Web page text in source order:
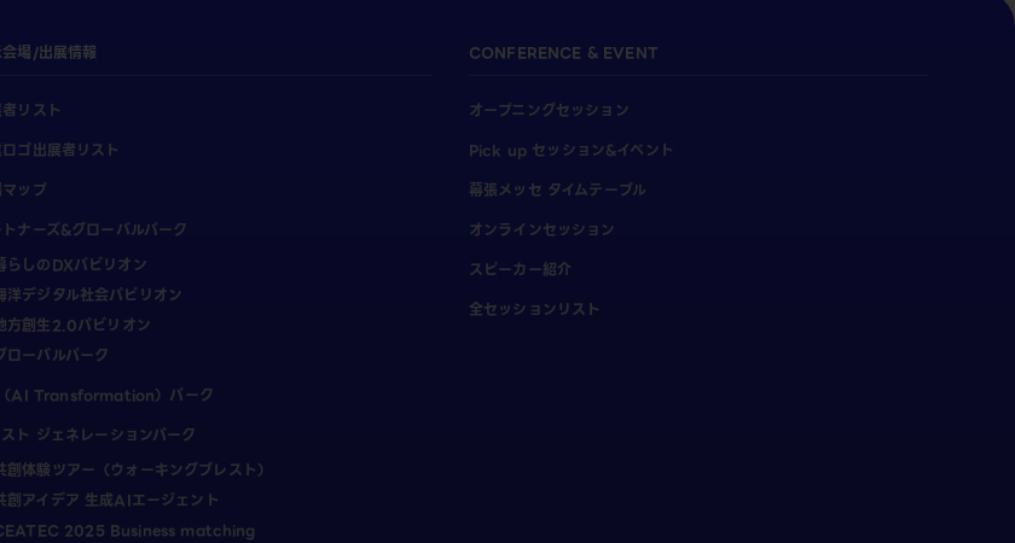
場/出展情報
リスト
ゴ出展者リスト
ップ
ナーズ&グローバルパーク
らしのDXパビリオン
洋デジタル社会パビリオン
方創生2.0パビリオン
ローバルパーク
AI Transformation）パーク
ト ジェネレーションパーク
創体験ツアー（ウォーキングブレスト）
創アイデア 生成AIエージェント
2025 Business matching
CONFERENCE & EVENT
オープニングセッション
Pick up セッション&イベント
幕張メッセ タイムテーブル
オンラインセッション
スピーカー紹介
全セッションリスト